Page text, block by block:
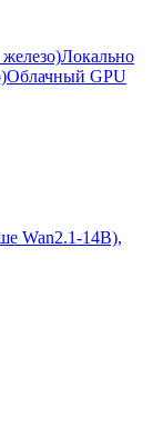
Локально
Облачный GPU
Wan2.1-14B),